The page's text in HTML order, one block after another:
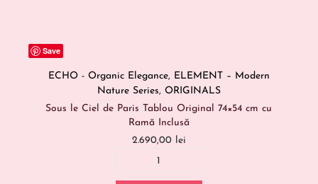
Save
ECHO - Organic Elegance, ELEMENT – Modern
Nature Series, ORIGINALS
Sous le Ciel de Paris Tablou Original 74×54 cm cu
Ramă Inclusă
2.690,00 lei